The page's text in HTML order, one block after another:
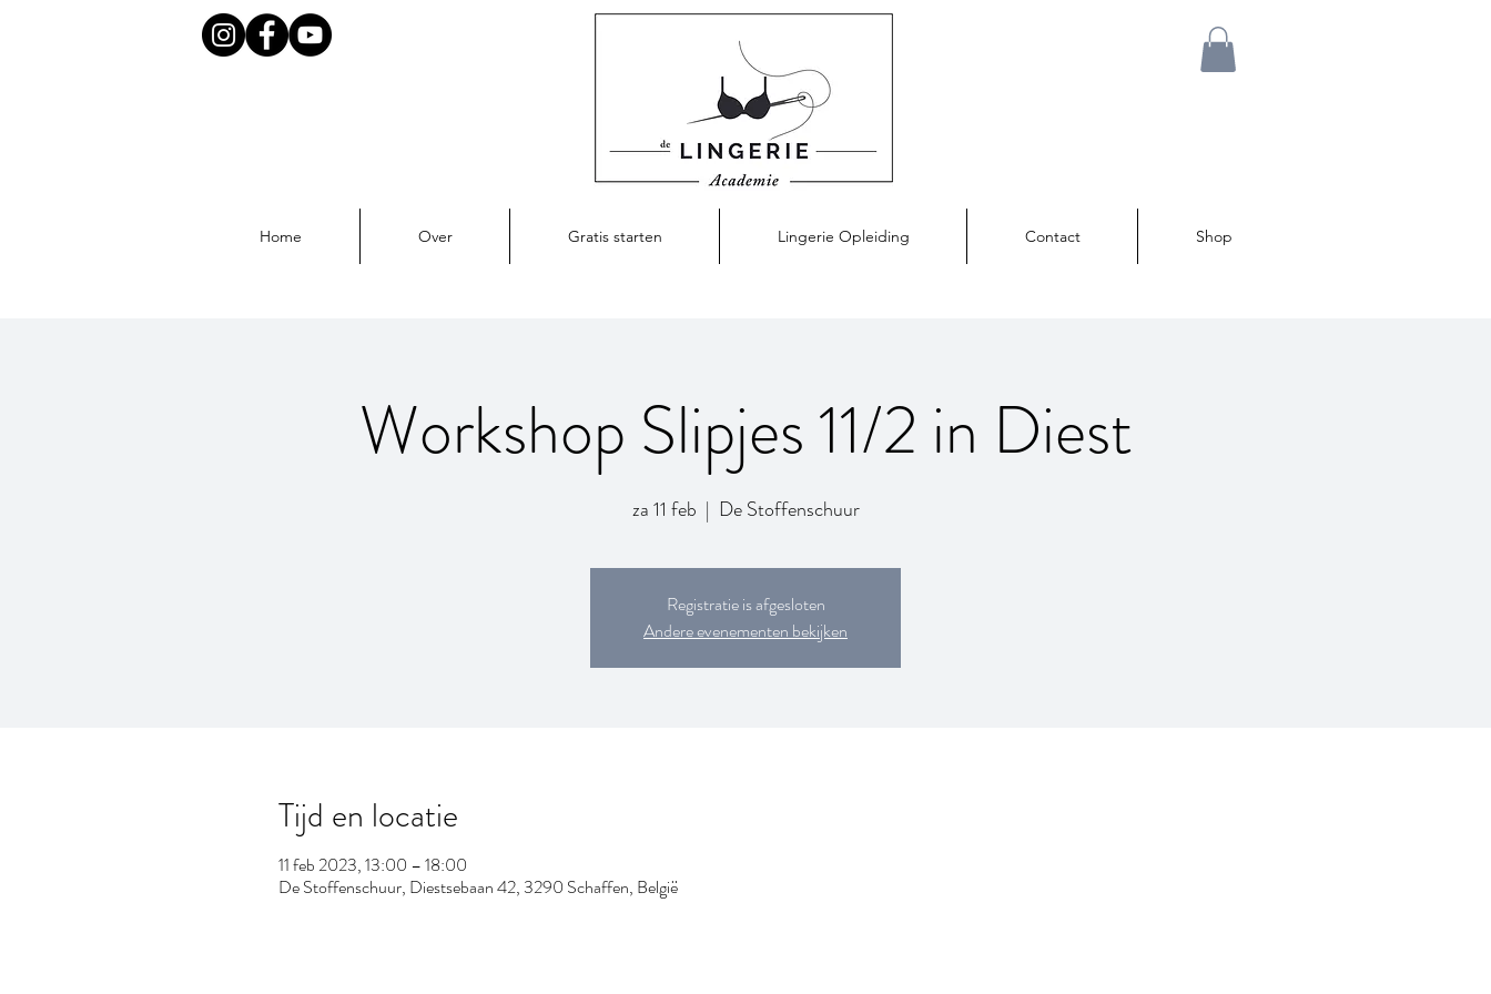
Home Over Gratis starten Lingerie Opleiding Contact Shop
Workshop Slipjes 11/2 in Diest
za 11 feb
  |
De Stoffenschuur
Registratie is afgesloten
Andere evenementen bekijken
Tijd en locatie
11 feb 2023, 13:00 – 18:00
De Stoffenschuur, Diestsebaan 42, 3290 Schaffen, België